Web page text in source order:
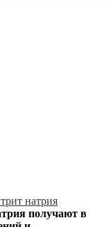
натрия
получают в